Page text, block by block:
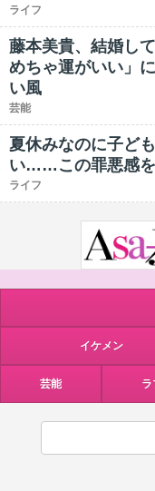
ライフ
藤本美貴、結婚し
めちゃ運がいい」
い風
芸能
夏休みなのに子ど
い……この罪悪感を
ライフ
イケメン
芸能 ラ